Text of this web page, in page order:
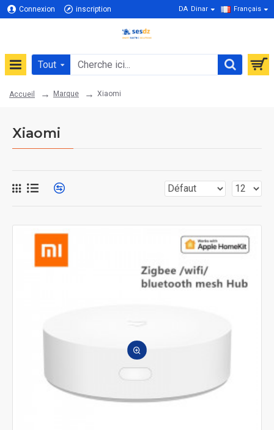
Connexion inscription DA Dinar Français
Tout
Accueil Marque Xiaomi
Xiaomi